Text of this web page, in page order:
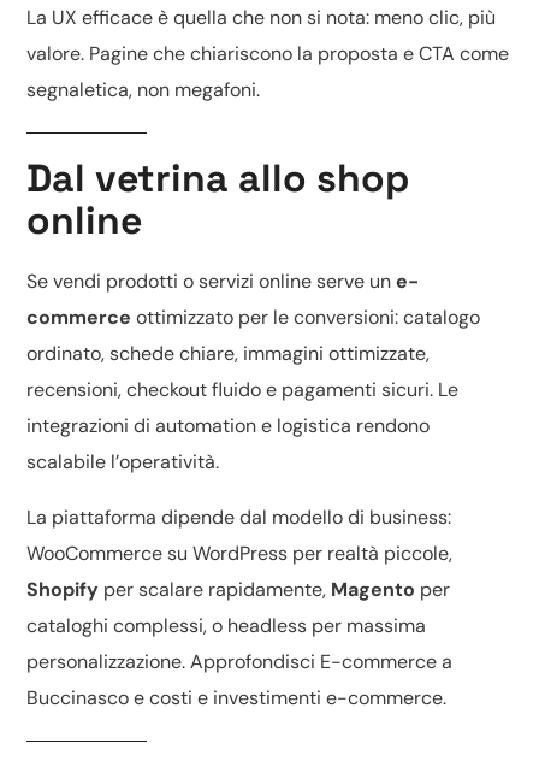
La UX efficace è quella che non si nota: meno clic, più
valore. Pagine che chiariscono la proposta e CTA come
segnaletica, non megafoni.
Dal vetrina allo shop
online
Se vendi prodotti o servizi online serve une-
commerce ottimizzato per le conversioni: catalogo
ordinato, schede chiare, immagini ottimizzate,
recensioni, checkout fluido e pagamenti sicuri. Le
integrazioni di automation e logistica rendono
scalabile l’operatività.
La piattaforma dipende dal modello di business:
WooCommerce su WordPress per realtà piccole,
Shopify per scalare rapidamente, Magento per
cataloghi complessi, o headless per massima
personalizzazione. Approfondisci E-commerce a
Buccinascoecosti e investimenti e-commerce.